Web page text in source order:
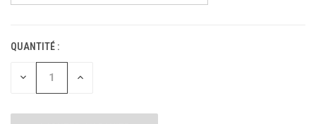
STOCK
ACTUEL :
QUANTITÉ :
DIMINUER
QUANTITÉ
UNDEFINED
AUGMENTER
UNDEFINED